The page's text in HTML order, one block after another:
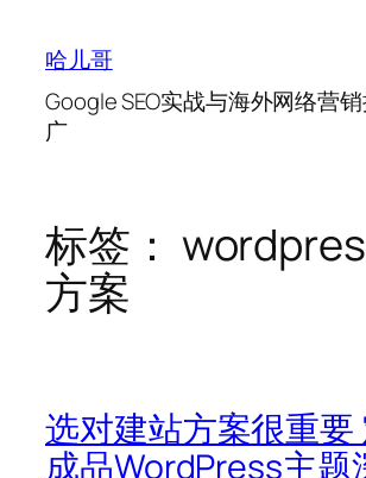
哈儿哥
Google SEO实战与海外网络营
广
标签：
方案
选对建站方案很重要
成品WordPress主题